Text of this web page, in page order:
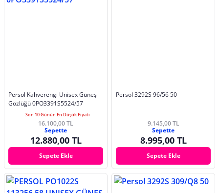
Persol Kahverengi Unisex Güneş
Gözlüğü 0PO3391S5524/57
Son 10 Günün En Düşük Fiyatı
16.100,00 TL
Sepette
12.880,00 TL
Sepete Ekle
Persol 3292S 96/56 50
9.145,00 TL
Sepette
8.995,00 TL
Sepete Ekle